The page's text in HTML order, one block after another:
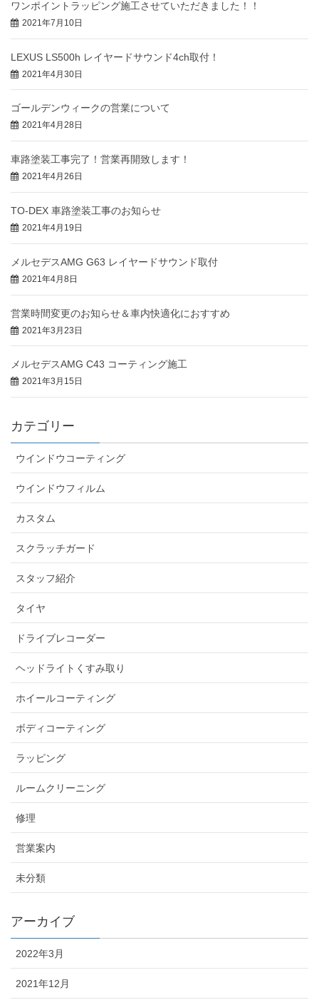
ワンポイントラッピング施工させていただきました！！
2021年7月10日
LEXUS LS500h レイヤードサウンド4ch取付！
2021年4月30日
ゴールデンウィークの営業について
2021年4月28日
車路塗装工事完了！営業再開致します！
2021年4月26日
TO-DEX 車路塗装工事のお知らせ
2021年4月19日
メルセデスAMG G63 レイヤードサウンド取付
2021年4月8日
営業時間変更のお知らせ＆車内快適化におすすめ
2021年3月23日
メルセデスAMG C43 コーティング施工
2021年3月15日
カテゴリー
ウインドウコーティング
ウインドウフィルム
カスタム
スクラッチガード
スタッフ紹介
タイヤ
ドライブレコーダー
ヘッドライトくすみ取り
ホイールコーティング
ボディコーティング
ラッピング
ルームクリーニング
修理
営業案内
未分類
アーカイブ
2022年3月
2021年12月